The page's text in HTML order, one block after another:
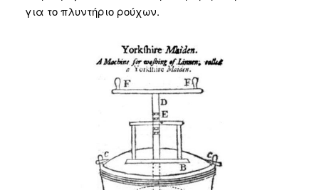
για το πλυντήριο ρούχων.